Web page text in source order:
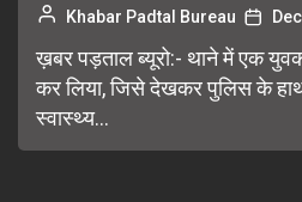
Khabar Padtal Bureau
ख़बर पड़ताल ब्यूरो:- थाने में एक
कर लिया, जिसे देखकर पुलिस के
स्वास्थ्य...